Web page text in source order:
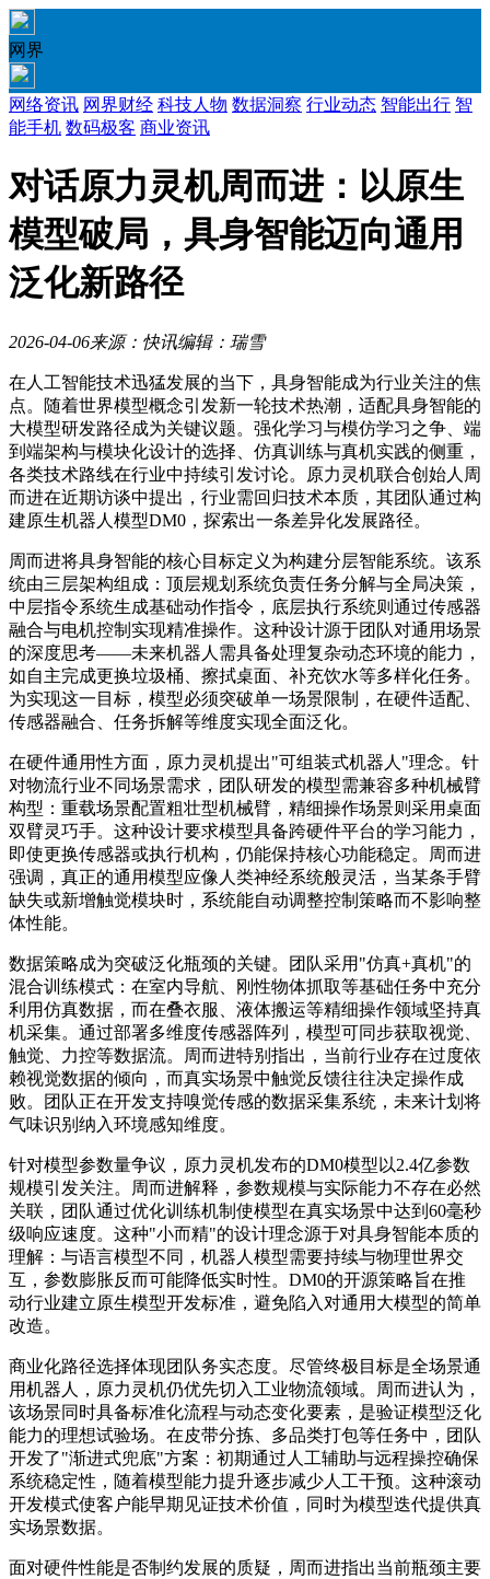
网界
网络资讯 网界财经 科技人物 数据洞察 行业动态 智能出行 智
能手机 数码极客 商业资讯
对话原力灵机周而进：以原生
模型破局，具身智能迈向通用
泛化新路径
2026-04-06来源：快讯编辑：瑞雪
在人工智能技术迅猛发展的当下，具身智能成为行业关注的焦
点。随着世界模型概念引发新一轮技术热潮，适配具身智能的
大模型研发路径成为关键议题。强化学习与模仿学习之争、端
到端架构与模块化设计的选择、仿真训练与真机实践的侧重，
各类技术路线在行业中持续引发讨论。原力灵机联合创始人周
而进在近期访谈中提出，行业需回归技术本质，其团队通过构
建原生机器人模型DM0，探索出一条差异化发展路径。
周而进将具身智能的核心目标定义为构建分层智能系统。该系
统由三层架构组成：顶层规划系统负责任务分解与全局决策，
中层指令系统生成基础动作指令，底层执行系统则通过传感器
融合与电机控制实现精准操作。这种设计源于团队对通用场景
的深度思考——未来机器人需具备处理复杂动态环境的能力，
如自主完成更换垃圾桶、擦拭桌面、补充饮水等多样化任务。
为实现这一目标，模型必须突破单一场景限制，在硬件适配、
传感器融合、任务拆解等维度实现全面泛化。
在硬件通用性方面，原力灵机提出"可组装式机器人"理念。针
对物流行业不同场景需求，团队研发的模型需兼容多种机械臂
构型：重载场景配置粗壮型机械臂，精细操作场景则采用桌面
双臂灵巧手。这种设计要求模型具备跨硬件平台的学习能力，
即使更换传感器或执行机构，仍能保持核心功能稳定。周而进
强调，真正的通用模型应像人类神经系统般灵活，当某条手臂
缺失或新增触觉模块时，系统能自动调整控制策略而不影响整
体性能。
数据策略成为突破泛化瓶颈的关键。团队采用"仿真+真机"的
混合训练模式：在室内导航、刚性物体抓取等基础任务中充分
利用仿真数据，而在叠衣服、液体搬运等精细操作领域坚持真
机采集。通过部署多维度传感器阵列，模型可同步获取视觉、
触觉、力控等数据流。周而进特别指出，当前行业存在过度依
赖视觉数据的倾向，而真实场景中触觉反馈往往决定操作成
败。团队正在开发支持嗅觉传感的数据采集系统，未来计划将
气味识别纳入环境感知维度。
针对模型参数量争议，原力灵机发布的DM0模型以2.4亿参数
规模引发关注。周而进解释，参数规模与实际能力不存在必然
关联，团队通过优化训练机制使模型在真实场景中达到60毫秒
级响应速度。这种"小而精"的设计理念源于对具身智能本质的
理解：与语言模型不同，机器人模型需要持续与物理世界交
互，参数膨胀反而可能降低实时性。DM0的开源策略旨在推
动行业建立原生模型开发标准，避免陷入对通用大模型的简单
改造。
商业化路径选择体现团队务实态度。尽管终极目标是全场景通
用机器人，原力灵机仍优先切入工业物流领域。周而进认为，
该场景同时具备标准化流程与动态变化要素，是验证模型泛化
能力的理想试验场。在皮带分拣、多品类打包等任务中，团队
开发了"渐进式兜底"方案：初期通过人工辅助与远程操控确保
系统稳定性，随着模型能力提升逐步减少人工干预。这种滚动
开发模式使客户能早期见证技术价值，同时为模型迭代提供真
实场景数据。
面对硬件性能是否制约发展的质疑，周而进指出当前瓶颈主要